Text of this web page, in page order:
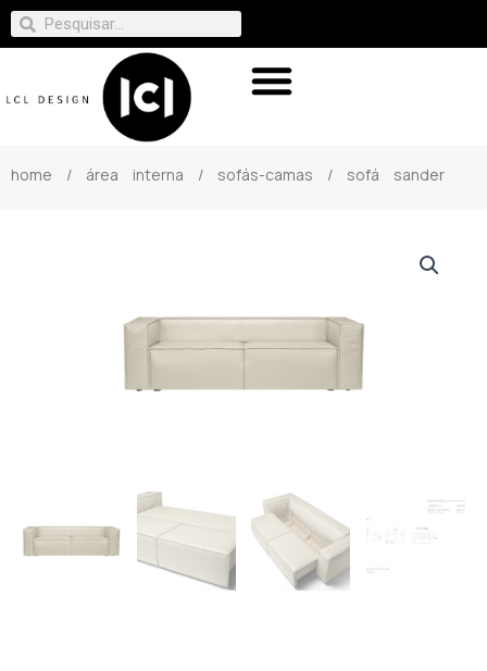
home / área interna / sofás-camas / sofá sander